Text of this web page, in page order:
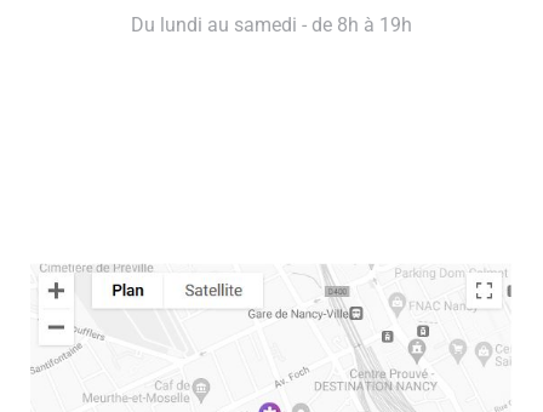
Du lundi au samedi - de 8h à 19h